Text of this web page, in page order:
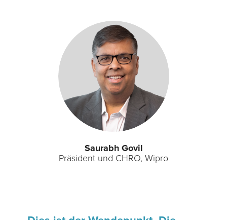
Saurabh Govil
Präsident und CHRO, Wipro